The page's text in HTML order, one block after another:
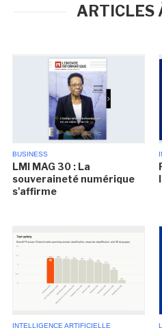
ARTICLES
BUSINESS
LMI MAG 30 : La
souveraineté numérique
s'affirme
INTELLIGENCE ARTIFICIELLE